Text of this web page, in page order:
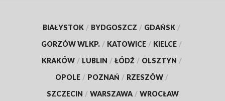
BIAŁYSTOK / BYDGOSZCZ / GDAŃSK /
GORZÓW WLKP. / KATOWICE / KIELCE /
KRAKÓW / LUBLIN / ŁÓDŹ / OLSZTYN /
OPOLE / POZNAŃ / RZESZÓW /
SZCZECIN / WARSZAWA / WROCŁAW